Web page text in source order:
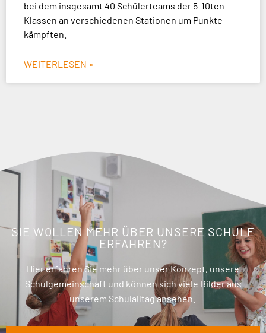
bei dem insgesamt 40 Schülerteams der 5-10ten
Klassen an verschiedenen Stationen um Punkte
kämpften.
WEITERLESEN »
SIE WOLLEN MEHR ÜBER UNSERE SCHULE
ERFAHREN?
Hier erfahren Sie mehr über unser Konzept, unsere
Schulgemeinschaft und können sich viele Bilder aus
unserem Schulalltag ansehen.